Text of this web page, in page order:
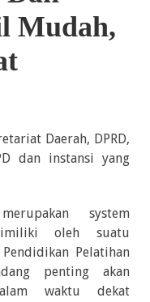
Mudah,
Daerah, DPRD,
dan instansi yang
system
oleh suatu
Pelatihan
penting akan
waktu dekat